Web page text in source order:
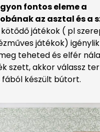
fontos eleme a
az asztal és a
játékok ( pl
játékok)
teheted és elfér
szett, akkor válassz
készült bútort.